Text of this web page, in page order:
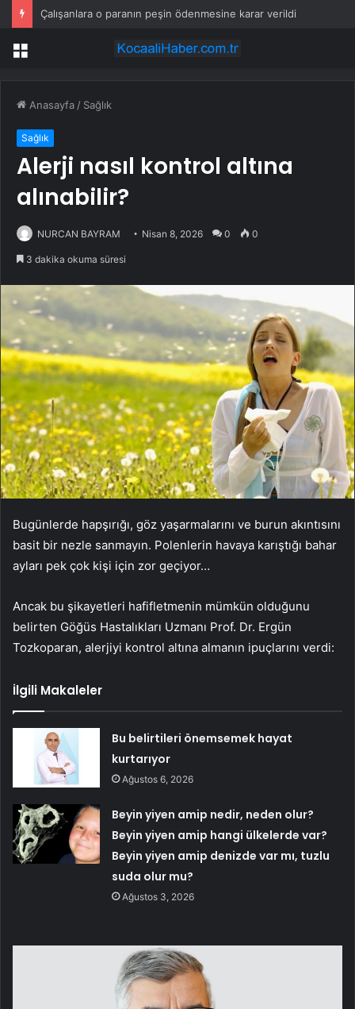
Çalışanlara o paranın peşin ödenmesine karar verildi
Menü
Anasayfa / Sağlık
Sağlık
Alerji nasıl kontrol altına
alınabilir?
NURCAN BAYRAM Nisan 8, 2026 0 0
3 dakika okuma süresi
Bugünlerde hapşırığı, göz yaşarmalarını ve burun akıntısını
basit bir nezle sanmayın. Polenlerin havaya karıştığı bahar
ayları pek çok kişi için zor geçiyor…
Ancak bu şikayetleri hafifletmenin mümkün olduğunu
belirten Göğüs Hastalıkları Uzmanı Prof. Dr. Ergün
Tozkoparan, alerjiyi kontrol altına almanın ipuçlarını verdi:
İlgili Makaleler
Bu belirtileri önemsemek hayat
kurtarıyor
Ağustos 6, 2026
Beyin yiyen amip nedir, neden olur?
Beyin yiyen amip hangi ülkelerde var?
Beyin yiyen amip denizde var mı, tuzlu
suda olur mu?
Ağustos 3, 2026